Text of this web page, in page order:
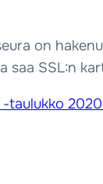
on
SSL:n
taulukko